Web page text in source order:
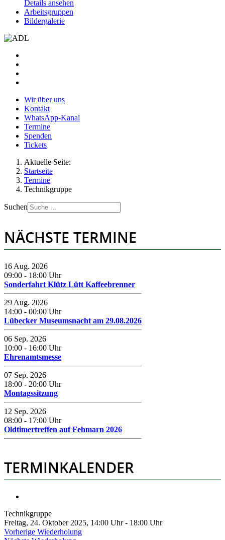
Details ansehen
Arbeitsgruppen
Bildergalerie
Wir über uns
Kontakt
WhatsApp-Kanal
Termine
Spenden
Tickets
Aktuelle Seite:
Startseite
Termine
Technikgruppe
Suchen
NÄCHSTE TERMINE
16 Aug. 2026
09:00 - 18:00 Uhr
Sonderfahrt Klütz Lütt Kaffeebrenner
29 Aug. 2026
14:00 - 00:00 Uhr
Lübecker Museumsnacht am 29.08.2026
06 Sep. 2026
10:00 - 16:00 Uhr
Ehrenamtsmesse
07 Sep. 2026
18:00 - 20:00 Uhr
Montagssitzung
12 Sep. 2026
08:00 - 17:00 Uhr
Oldtimertreffen auf Fehmarn 2026
TERMINKALENDER
Technikgruppe
Freitag, 24. Oktober 2025, 14:00 Uhr - 18:00 Uhr
Vorherige Wiederholung